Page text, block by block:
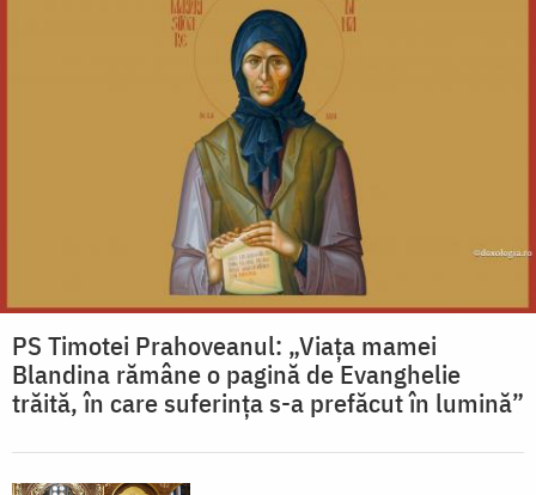
PS Timotei Prahoveanul: „Viața mamei
Blandina rămâne o pagină de Evanghelie
trăită, în care suferința s-a prefăcut în lumină”